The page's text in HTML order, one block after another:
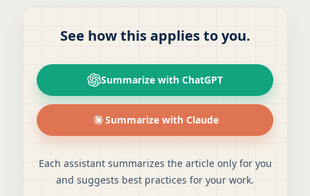
See how this applies to you.
Summarize with ChatGPT
Summarize with Claude
Each assistant summarizes the article only for you
and suggests best practices for your work.